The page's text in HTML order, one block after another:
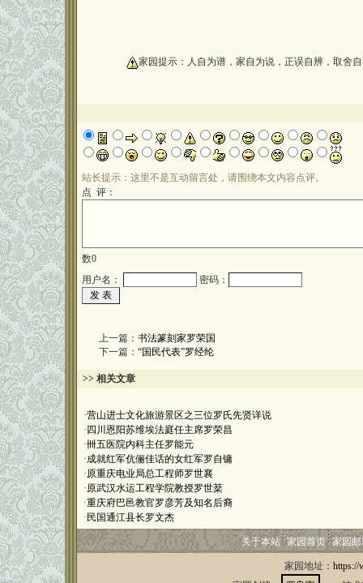
家园提示：人自为谱，家自为说，正误自辨，取舍
站长提示：这里不是互动留言处，请围绕本文内容点评。
点 评：
数0
用户名：
密码：
上一篇： 书法篆刻家罗荣国
下一篇： “国民代表”罗经纶
>> 相关文章
·营山进士文化旅游景区之三位罗氏先贤详说
· 四川恩阳苏维埃法庭任主席罗荣昌
·卌五医院内科主任罗能元
·成就红军伉俪佳话的女红军罗自镛
·原重庆电业局总工程师罗世襄
·原武汉水运工程学院教授罗世棻
·重庆府巴邑教官罗彦芳及知名后裔
· 民国通江县长罗文杰
关于本站 家园首页 家园
家园地址： https://